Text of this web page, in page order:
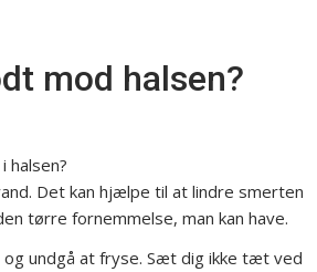
mod halsen?
halsen?
Det kan hjælpe til at lindre smerten
tørre fornemmelse, man kan have.
og undgå at fryse. Sæt dig ikke tæt ved